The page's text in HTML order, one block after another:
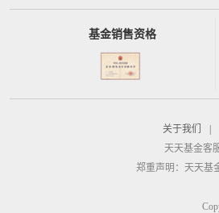
基金销售资格
关于我们
天天基金客
郑重声明： 天天基